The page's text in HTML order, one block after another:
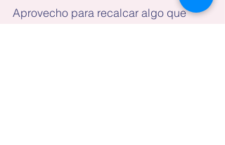
Aprovecho para recalcar algo que